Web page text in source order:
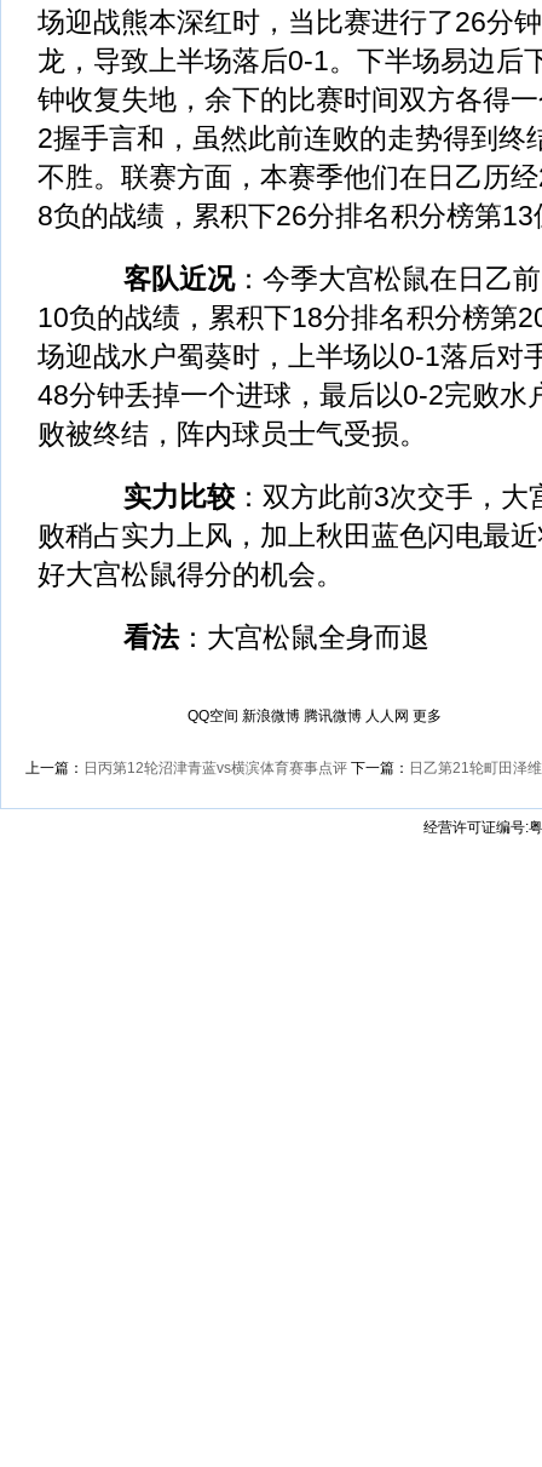
场迎战熊本深红时，当比赛进行了26分
龙，导致上半场落后0-1。下半场易边后
钟收复失地，余下的比赛时间双方各得
2握手言和，虽然此前连败的走势得到终
不胜。联赛方面，本赛季他们在日乙历
8负的战绩，累积下26分排名积分榜第13
客队近况：今季大宫松鼠在日乙
10负的战绩，累积下18分排名积分榜第
场迎战水户蜀葵时，上半场以0-1落后对
48分钟丢掉一个进球，最后以0-2完败水
败被终结，阵内球员士气受损。
实力比较 ：双方此前3次交手，
败稍占实力上风，加上秋田蓝色闪电最
好大宫松鼠得分的机会。
看法：大宫松鼠全身而退
QQ空间 新浪微博 腾讯微博 人人网 更多
上一篇： 日丙第12轮沼津青蓝vs横滨体育赛事点评 下一篇： 日乙第21轮町田泽
经营许可证编号: